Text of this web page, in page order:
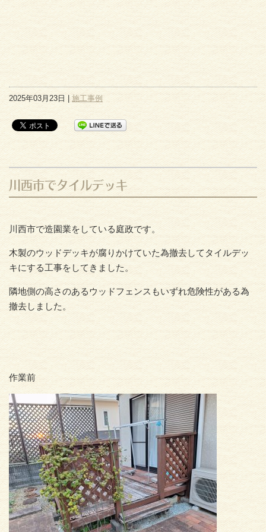
2025年03月23日 |施工事例
川西市でタイルデッキ
川西市で造園業をしている庭政です。
木製のウッドデッキが腐りかけていた為撤去してタイルデッ
キにする工事をしてきました。
隣地側の高さのあるウッドフェンスもいずれ危険性がある為
撤去しました。
作業前